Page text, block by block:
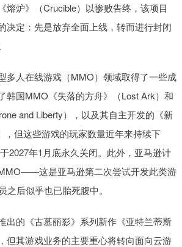
熔炉》（Crucible）以惨败告终，该项目
决定：先是放弃全面上线，转而进行封闭
多人在线游戏（MMO）领域取得了一些成
韩国MMO《失落的方舟》（Lost Ark）和
and Liberty），以及其自主开发的《新
，但这些游戏的玩家数量近年来持续下
2027年1月底永久关闭。此外，亚马逊计
这是亚马逊第二次尝试开发此类游
后似乎也已胎死腹中。
出的《古墓丽影》系列新作《亚特兰蒂斯
但其游戏业务的主要重心将转向面向云游